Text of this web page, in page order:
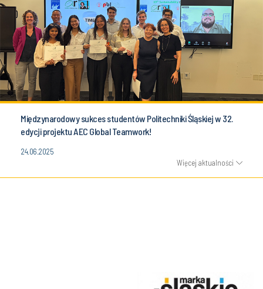
Międzynarodowy sukces studentów Politechniki Śląskiej w 32.
edycji projektu AEC Global Teamwork!
24.06.2025
Więcej aktualności